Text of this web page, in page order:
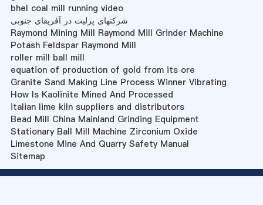
bhel coal mill running video
شرکتهای پرلیت در آفریقای جنوبی
Raymond Mining Mill Raymond Mill Grinder Machine
Potash Feldspar Raymond Mill
roller mill ball mill
equation of production of gold from its ore
Granite Sand Making Line Process Winner Vibrating
How Is Kaolinite Mined And Processed
italian lime kiln suppliers and distributors
Bead Mill China Mainland Grinding Equipment
Stationary Ball Mill Machine Zirconium Oxide
Limestone Mine And Quarry Safety Manual
Sitemap